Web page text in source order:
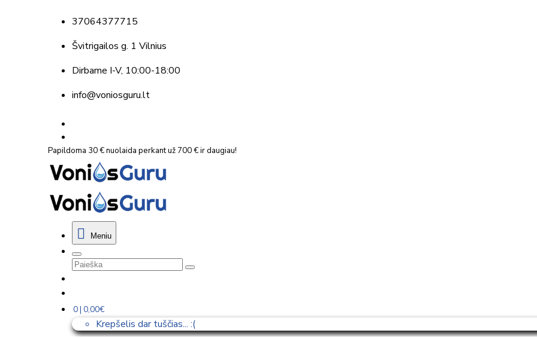
37064377715
Švitrigailos g. 1 Vilnius
Dirbame I-V, 10:00-18:00
info@voniosguru.lt
Papildoma 30 € nuolaida perkant už 700 € ir daugiau!
Meniu
0 | 0,00€
Krepšelis dar tuščias... :(